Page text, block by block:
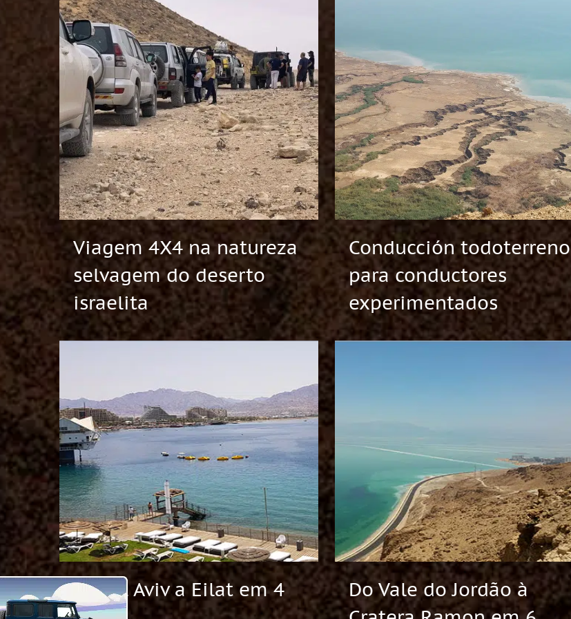
Viagem 4X4 na natureza
selvagem do deserto
israelita
Conducción todoterreno
para conductores
experimentados
De Tel Aviv a Eilat em 4
Do Vale do Jordão à